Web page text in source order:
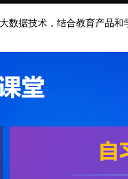
数据技术，结合教育产品